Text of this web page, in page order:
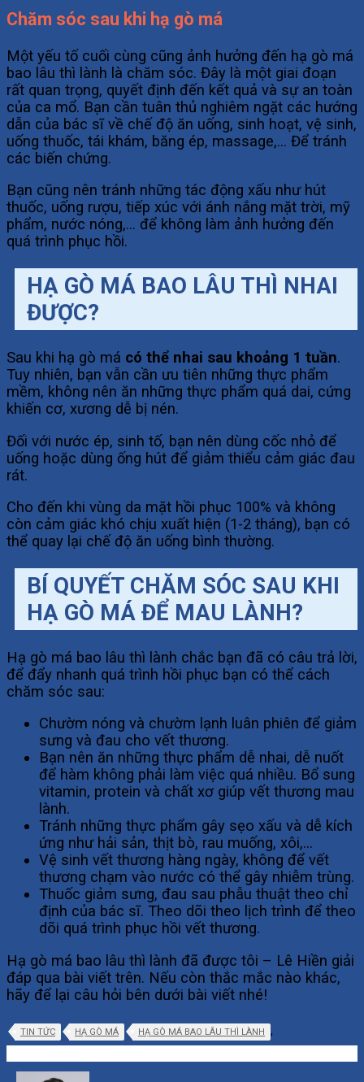
Chăm sóc sau khi hạ gò má
Một yếu tố cuối cùng cũng ảnh hưởng đến hạ gò má
bao lâu thì lành là chăm sóc. Đây là một giai đoạn
rất quan trọng, quyết định đến kết quả và sự an toàn
của ca mổ. Bạn cần tuân thủ nghiêm ngặt các hướng
dẫn của bác sĩ về chế độ ăn uống, sinh hoạt, vệ sinh,
uống thuốc, tái khám, băng ép, massage,… Để tránh
các biến chứng.
Bạn cũng nên tránh những tác động xấu như hút
thuốc, uống rượu, tiếp xúc với ánh nắng mặt trời, mỹ
phẩm, nước nóng,… để không làm ảnh hưởng đến
quá trình phục hồi.
HẠ GÒ MÁ BAO LÂU THÌ NHAI
ĐƯỢC?
Sau khi hạ gò má có thể nhai sau khoảng 1 tuần.
Tuy nhiên, bạn vẫn cần ưu tiên những thực phẩm
mềm, không nên ăn những thực phẩm quá dai, cứng
khiến cơ, xương dễ bị nén.
Đối với nước ép, sinh tố, bạn nên dùng cốc nhỏ để
uống hoặc dùng ống hút để giảm thiểu cảm giác đau
rát.
Cho đến khi vùng da mặt hồi phục 100% và không
còn cảm giác khó chịu xuất hiện (1-2 tháng), bạn có
thể quay lại chế độ ăn uống bình thường.
BÍ QUYẾT CHĂM SÓC SAU KHI
HẠ GÒ MÁ ĐỂ MAU LÀNH?
Hạ gò má bao lâu thì lành chắc bạn đã có câu trả lời,
để đẩy nhanh quá trình hồi phục bạn có thể cách
chăm sóc sau:
Chườm nóng và chườm lạnh luân phiên để giảm
sưng và đau cho vết thương.
Bạn nên ăn những thực phẩm dễ nhai, dễ nuốt
để hàm không phải làm việc quá nhiều. Bổ sung
vitamin, protein và chất xơ giúp vết thương mau
lành.
Tránh những thực phẩm gây sẹo xấu và dễ kích
ứng như hải sản, thịt bò, rau muống, xôi,…
Vệ sinh vết thương hàng ngày, không để vết
thương chạm vào nước có thể gây nhiễm trùng.
Thuốc giảm sưng, đau sau phẫu thuật theo chỉ
định của bác sĩ. Theo dõi theo lịch trình để theo
dõi quá trình phục hồi vết thương.
Hạ gò má bao lâu thì lành đã được tôi – Lê Hiền giải
đáp qua bài viết trên. Nếu còn thắc mắc nào khác,
hãy để lại câu hỏi bên dưới bài viết nhé!
TIN TỨC HẠ GÒ MÁ ,
HẠ GÒ MÁ BAO LÂU THÌ LÀNH